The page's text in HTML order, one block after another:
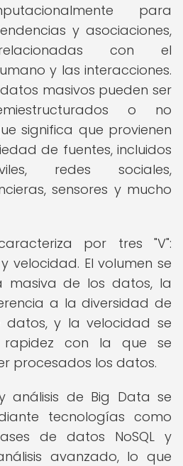
para
y asociaciones,
con el
y las interacciones.
masivos pueden ser
o no
significa que provienen
de fuentes, incluidos
redes sociales,
sensores y mucho
por tres "V":
velocidad. El volumen se
masiva de los datos, la
a la diversidad de
y la velocidad se
con la que se
procesados los datos.
análisis de Big Data se
tecnologías como
de datos NoSQL y
avanzado, lo que